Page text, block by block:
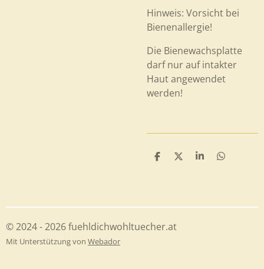
Hinweis: Vorsicht bei
Bienenallergie!
Die Bienewachsplatte
darf nur auf intakter
Haut angewendet
werden!
T
n
T
n
T
n
T
n
© 2024 - 2026 fuehldichwohltuecher.at
Mit Unterstützung von Webador